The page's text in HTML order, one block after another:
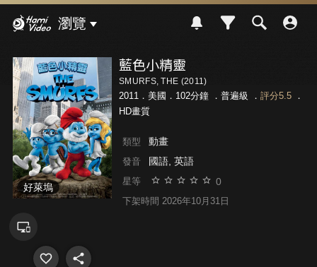
瀏覽
好萊塢
藍色小精靈
SMURFS, THE (2011)
2011．美國．102分鐘 ． 普遍級 ． 評分5.5．
HD畫質
類型 動畫
發音 國語, 英語
星等 0
下架時間 2026年10月31日